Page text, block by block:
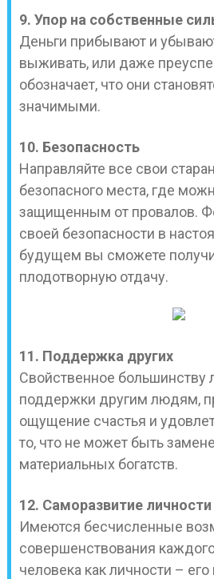
9. Упор на собственные
Деньги прибывают и
выживать, или даже
обозначает, что они
значимыми.
10. Безопасность
Направляйте все свои
безопасного места, где
защищенным от провалов.
своей безопасности в
будущем вы сможете
плодотворную отдачу.
11. Поддержка других
Свойственное большинству
поддержки другим людям,
ощущение счастья и
то, что не может быть
материальных богатств.
12. Саморазвитие личности
Имеются бесчисленные
совершенствования
человека как личности – его